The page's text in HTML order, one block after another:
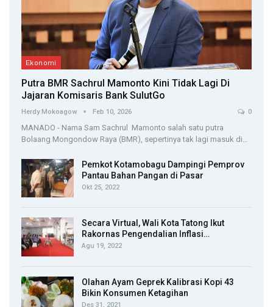
Ekonomi
Putra BMR Sachrul Mamonto Kini Tidak Lagi Di
Jajaran Komisaris Bank SulutGo
Herdy Mokoagow Feb 10, 2026 0
MANADO - Nama Sam Sachrul Mamonto salah satu putra
Bolaang Mongondow Raya (BMR), sepertinya tak lagi masuk di…
Pemkot Kotamobagu Dampingi Pemprov
Pantau Bahan Pangan di Pasar
Okt 25, 2022
Secara Virtual, Wali Kota Tatong Ikut
Rakornas Pengendalian Inflasi…
Agu 19, 2022
Olahan Ayam Geprek Kalibrasi Kopi 43
Bikin Konsumen Ketagihan
Des 31, 2021